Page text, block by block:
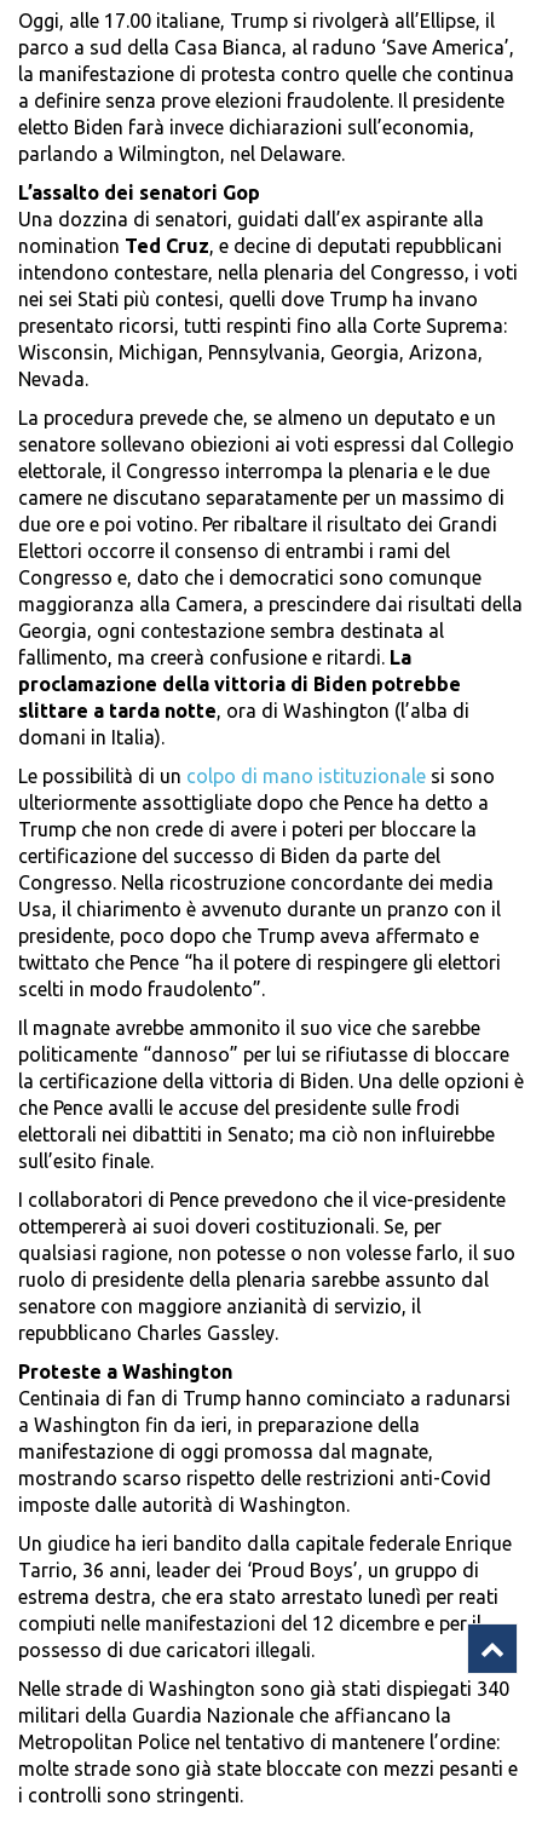
Oggi, alle 17.00 italiane, Trump si rivolgerà all’Ellipse, il
parco a sud della Casa Bianca, al raduno ‘Save America’,
la manifestazione di protesta contro quelle che continua
a definire senza prove elezioni fraudolente. Il presidente
eletto Biden farà invece dichiarazioni sull’economia,
parlando a Wilmington, nel Delaware.
L’assalto dei senatori Gop
Una dozzina di senatori, guidati dall’ex aspirante alla
nomination Ted Cruz, e decine di deputati repubblicani
intendono contestare, nella plenaria del Congresso, i voti
nei sei Stati più contesi, quelli dove Trump ha invano
presentato ricorsi, tutti respinti fino alla Corte Suprema:
Wisconsin, Michigan, Pennsylvania, Georgia, Arizona,
Nevada.
La procedura prevede che, se almeno un deputato e un
senatore sollevano obiezioni ai voti espressi dal Collegio
elettorale, il Congresso interrompa la plenaria e le due
camere ne discutano separatamente per un massimo di
due ore e poi votino. Per ribaltare il risultato dei Grandi
Elettori occorre il consenso di entrambi i rami del
Congresso e, dato che i democratici sono comunque
maggioranza alla Camera, a prescindere dai risultati della
Georgia, ogni contestazione sembra destinata al
fallimento, ma creerà confusione e ritardi. La
proclamazione della vittoria di Biden potrebbe
slittare a tarda notte, ora di Washington (l’alba di
domani in Italia).
Le possibilità di un colpo di mano istituzionale si sono
ulteriormente assottigliate dopo che Pence ha detto a
Trump che non crede di avere i poteri per bloccare la
certificazione del successo di Biden da parte del
Congresso. Nella ricostruzione concordante dei media
Usa, il chiarimento è avvenuto durante un pranzo con il
presidente, poco dopo che Trump aveva affermato e
twittato che Pence “ha il potere di respingere gli elettori
scelti in modo fraudolento”.
Il magnate avrebbe ammonito il suo vice che sarebbe
politicamente “dannoso” per lui se rifiutasse di bloccare
la certificazione della vittoria di Biden. Una delle opzioni è
che Pence avalli le accuse del presidente sulle frodi
elettorali nei dibattiti in Senato; ma ciò non influirebbe
sull’esito finale.
I collaboratori di Pence prevedono che il vice-presidente
ottempererà ai suoi doveri costituzionali. Se, per
qualsiasi ragione, non potesse o non volesse farlo, il suo
ruolo di presidente della plenaria sarebbe assunto dal
senatore con maggiore anzianità di servizio, il
repubblicano Charles Gassley.
Proteste a Washington
Centinaia di fan di Trump hanno cominciato a radunarsi
a Washington fin da ieri, in preparazione della
manifestazione di oggi promossa dal magnate,
mostrando scarso rispetto delle restrizioni anti-Covid
imposte dalle autorità di Washington.
Un giudice ha ieri bandito dalla capitale federale Enrique
Tarrio, 36 anni, leader dei ‘Proud Boys’, un gruppo di
estrema destra, che era stato arrestato lunedì per reati
compiuti nelle manifestazioni del 12 dicembre e per il
possesso di due caricatori illegali.
Nelle strade di Washington sono già stati dispiegati 340
militari della Guardia Nazionale che affiancano la
Metropolitan Police nel tentativo di mantenere l’ordine:
molte strade sono già state bloccate con mezzi pesanti e
i controlli sono stringenti.